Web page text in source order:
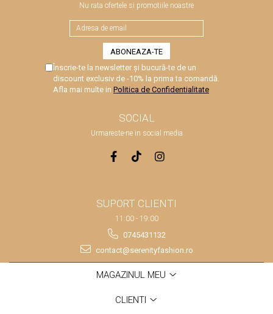
Nu rata ofertele si promotiile noastre
Înscrie-te la newsletter și bucură-te de un
discount exclusiv de -10% la prima ta comandă.
Afla mai multe in Politica de Confidentialitate
SOCIAL
Urmareste-ne in social media
SUPORT CLIENTI
11:00 - 19:00
0745431132
contact@serenityfashion.ro
MAGAZINUL MEU
CLIENTI